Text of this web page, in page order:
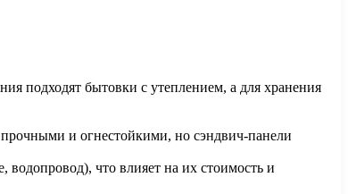
подходят бытовки с утеплением, а для хранения
прочными и огнестойкими, но сэндвич-панели
что влияет на их стоимость и